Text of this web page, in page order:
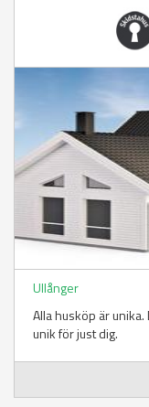
Ullånger
Alla husköp är
unik för just dig.